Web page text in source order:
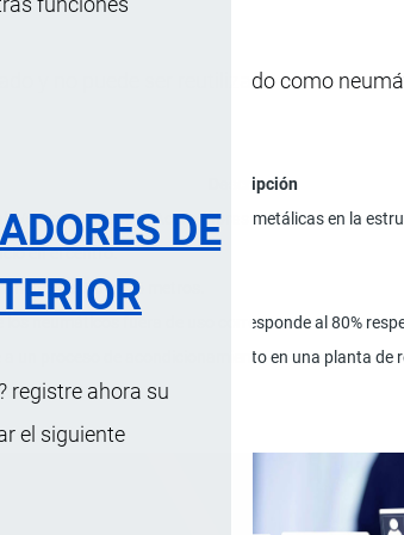
DE
registre ahora su
el siguiente
y no puede ser reutilizado como
Descripción
o sintético): 70%; Acero (fibras metálicas en la
en el centro.
de 0.8 a 1.5 metros.
los neumáticos fuera de uso corresponde al 80%
a un proceso de acondicionamiento en una planta de